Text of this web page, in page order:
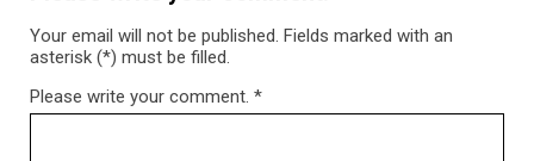
Your email will not be published. Fields marked with an
asterisk (*) must be filled.
Please write your comment. *